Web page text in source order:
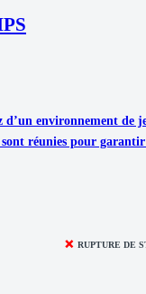
environnement
réunies pour
❌ RUPTURE DE